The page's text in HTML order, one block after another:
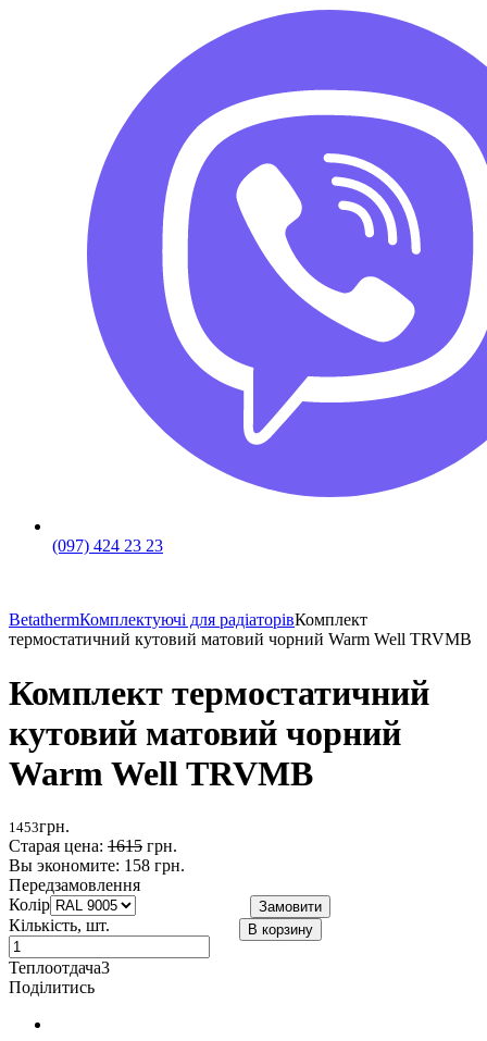
(097) 424 23 23
BetathermКомплектуючі для радіаторівКомплект
термостатичний кутовий матовий чорний Warm Well TRVMB
Комплект термостатичний
кутовий матовий чорний
Warm Well TRVMB
1484грн.
Старая цена: 1649 грн.
Вы экономите: 158 грн.
Передзамовлення
Колір
Кількість, шт.
Теплоотдача3
Замовити
В корзину
Поділитись